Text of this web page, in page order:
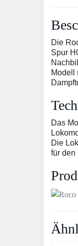
Die
Spur
Modell
Das
Die
für den